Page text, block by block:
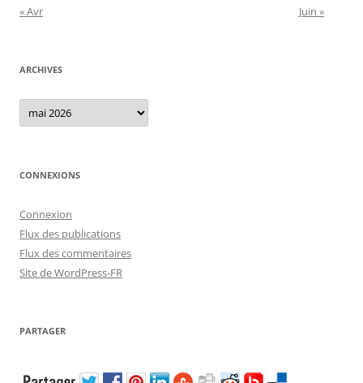
« Avr
Juin »
ARCHIVES
Archives
CONNEXIONS
Connexion
Flux des publications
Flux des commentaires
Site de WordPress-FR
PARTAGER